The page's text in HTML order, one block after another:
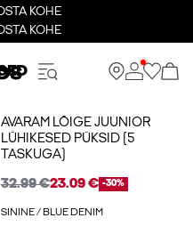
KOHE
KOHE
AVARAM LÕIGE JUUNIOR
LÜHIKESED PÜKSID (5
TASKUGA)
32.99 €23.09 € -30%
SININE / BLUE DENIM